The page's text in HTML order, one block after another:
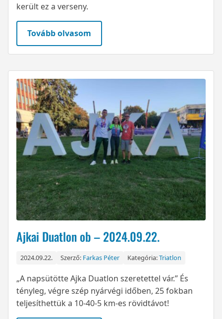
került ez a verseny.
Tovább olvasom
Ajkai Duatlon ob – 2024.09.22.
2024.09.22. Szerző: Farkas Péter Kategória:Triatlon
„A napsütötte Ajka Duatlon szeretettel vár.” És
tényleg, végre szép nyárvégi időben, 25 fokban
teljesíthettük a 10-40-5 km-es rövidtávot!